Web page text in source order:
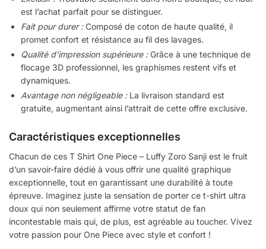
est l’achat parfait pour se distinguer.
Fait pour durer :Composé de coton de haute qualité, il
promet confort et résistance au fil des lavages.
Qualité d’impression supérieure :Grâce à une technique de
flocage 3D professionnel, les graphismes restent vifs et
dynamiques.
Avantage non négligeable :La livraison standard est
gratuite, augmentant ainsi l’attrait de cette offre exclusive.
Caractéristiques exceptionnelles
Chacun de ces T Shirt One Piece – Luffy Zoro Sanji est le fruit
d’un savoir-faire dédié à vous offrir une qualité graphique
exceptionnelle, tout en garantissant une durabilité à toute
épreuve. Imaginez juste la sensation de porter ce t-shirt ultra
doux qui non seulement affirme votre statut de fan
incontestable mais qui, de plus, est agréable au toucher. Vivez
votre passion pour One Piece avec style et confort !